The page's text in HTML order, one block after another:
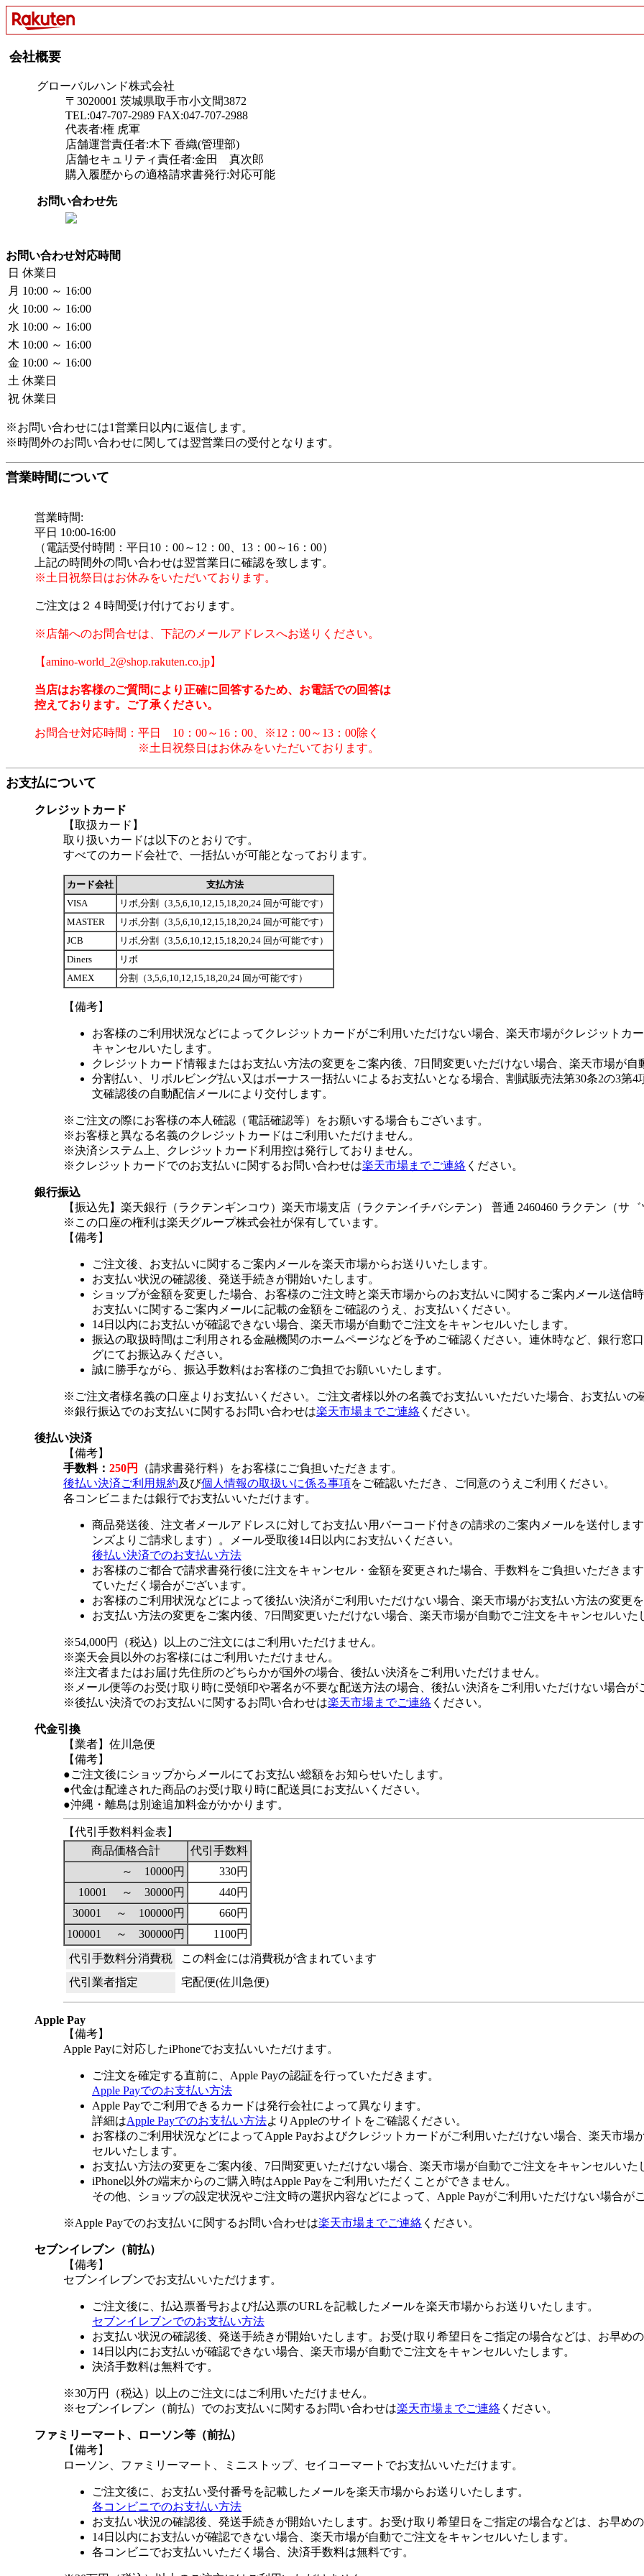
会社概要
グローバルハンド株式会社
〒3020001 茨城県取手市小文間3872
TEL:047-707-2989 FAX:047-707-2988
代表者:権 虎軍
店舗運営責任者:木下 香織(管理部)
店舗セキュリティ責任者:金田 真次郎
購入履歴からの適格請求書発行:対応可能
お問い合わせ先
お問い合わせ対応時間
日 休業日
月 10:00 ～ 16:00
火 10:00 ～ 16:00
水 10:00 ～ 16:00
木 10:00 ～ 16:00
金 10:00 ～ 16:00
土 休業日
祝 休業日
※お問い合わせには1営業日以内に返信します。
※時間外のお問い合わせに関しては翌営業日の受付となります。
営業時間について
営業時間:
平日 10:00-16:00
（電話受付時間：平日10：00～12：00、13：00～16：00）
上記の時間外の問い合わせは翌営業日に確認を致します。
※土日祝祭日はお休みをいただいております。
ご注文は２４時間受け付けております。
※店舗へのお問合せは、下記のメールアドレスへお送りください。
【amino-world_2@shop.rakuten.co.jp】
当店はお客様のご質問により正確に回答するため、お電話での回答は
控えております。ご了承ください。
お問合せ対応時間：平日 10：00～16：00、※12：00～13：00除く
※土日祝祭日はお休みをいただいております。
お支払について
クレジットカード
【取扱カード】
取り扱いカードは以下のとおりです。
すべてのカード会社で、一括払いが可能となっております。
カード会社
支払方法
VISA
リボ,分割（3,5,6,10,12,15,18,20,24 回が可能です）
MASTER
リボ,分割（3,5,6,10,12,15,18,20,24 回が可能です）
JCB
リボ,分割（3,5,6,10,12,15,18,20,24 回が可能です）
Diners
リボ
AMEX
分割（3,5,6,10,12,15,18,20,24 回が可能です）
【備考】
お客様のご利用状況などによってクレジットカードがご利用いただけない場合、楽天市場がクレジットカ
キャンセルいたします。
クレジットカード情報またはお支払い方法の変更をご案内後、7日間変更いただけない場合、楽天市場が自
分割払い、リボルビング払い又はボーナス一括払いによるお支払いとなる場合、割賦販売法第30条2の3第
文確認後の自動配信メールにより交付します。
※ご注文の際にお客様の本人確認（電話確認等）をお願いする場合もございます。
※お客様と異なる名義のクレジットカードはご利用いただけません。
※決済システム上、クレジットカード利用控は発行しておりません。
※クレジットカードでのお支払いに関するお問い合わせは楽天市場までご連絡 ください。
銀行振込
【振込先】楽天銀行（ラクテンギンコウ）楽天市場支店（ラクテンイチバシテン） 普通 2460460 ラクテン（サ
※この口座の権利は楽天グループ株式会社が保有しています。
【備考】
ご注文後、お支払いに関するご案内メールを楽天市場からお送りいたします。
お支払い状況の確認後、発送手続きが開始いたします。
ショップが金額を変更した場合、お客様のご注文時と楽天市場からのお支払いに関するご案内メール送信時
お支払いに関するご案内メールに記載の金額をご確認のうえ、お支払いください。
14日以内にお支払いが確認できない場合、楽天市場が自動でご注文をキャンセルいたします。
振込の取扱時間はご利用される金融機関のホームページなどを予めご確認ください。連休時など、銀行窓
グにてお振込みください。
誠に勝手ながら、振込手数料はお客様のご負担でお願いいたします。
※ご注文者様名義の口座よりお支払いください。ご注文者様以外の名義でお支払いいただいた場合、お支払いの
※銀行振込でのお支払いに関するお問い合わせは楽天市場までご連絡 ください。
後払い決済
【備考】
手数料： 250円
（請求書発行料）をお客様にご負担いただきます。
後払い決済ご利用規約及び個人情報の取扱いに係る事項をご確認いただき、ご同意のうえご利用ください。
各コンビニまたは銀行でお支払いいただけます。
商品発送後、注文者メールアドレスに対してお支払い用バーコード付きの請求のご案内メールを送付しま
ンズよりご請求します）。メール受取後14日以内にお支払いください。
後払い決済でのお支払い方法
お客様のご都合で請求書発行後に注文をキャンセル・金額を変更された場合、手数料をご負担いただきま
ていただく場合がございます。
お客様のご利用状況などによって後払い決済がご利用いただけない場合、楽天市場がお支払い方法の変更を
お支払い方法の変更をご案内後、7日間変更いただけない場合、楽天市場が自動でご注文をキャンセルいた
※54,000円（税込）以上のご注文にはご利用いただけません。
※楽天会員以外のお客様にはご利用いただけません。
※注文者またはお届け先住所のどちらかが国外の場合、後払い決済をご利用いただけません。
※メール便等のお受け取り時に受領印や署名が不要な配送方法の場合、後払い決済をご利用いただけない場合が
※後払い決済でのお支払いに関するお問い合わせは楽天市場までご連絡 ください。
代金引換
【業者】佐川急便
【備考】
●ご注文後にショップからメールにてお支払い総額をお知らせいたします。
●代金は配達された商品のお受け取り時に配送員にお支払いください。
●沖縄・離島は別途追加料金がかかります。
【代引手数料料金表】
商品価格合計
代引手数料
～ 10000円
330円
10001 ～ 30000円
440円
30001 ～ 100000円
660円
100001 ～ 300000円
1100円
代引手数料分消費税
この料金には消費税が含まれています
代引業者指定
宅配便(佐川急便)
Apple Pay
【備考】
Apple Payに対応したiPhoneでお支払いいただけます。
ご注文を確定する直前に、Apple Payの認証を行っていただきます。
Apple Payでのお支払い方法
Apple Payでご利用できるカードは発行会社によって異なります。
詳細はApple Payでのお支払い方法よりAppleのサイトをご確認ください。
お客様のご利用状況などによってApple Payおよびクレジットカードがご利用いただけない場合、楽天市
セルいたします。
お支払い方法の変更をご案内後、7日間変更いただけない場合、楽天市場が自動でご注文をキャンセルいた
iPhone以外の端末からのご購入時はApple Payをご利用いただくことができません。
その他、ショップの設定状況やご注文時の選択内容などによって、Apple Payがご利用いただけない場合が
※Apple Payでのお支払いに関するお問い合わせは楽天市場までご連絡 ください。
セブンイレブン（前払）
【備考】
セブンイレブンでお支払いいただけます。
ご注文後に、払込票番号および払込票のURLを記載したメールを楽天市場からお送りいたします。
セブンイレブンでのお支払い方法
お支払い状況の確認後、発送手続きが開始いたします。お受け取り希望日をご指定の場合などは、お早め
14日以内にお支払いが確認できない場合、楽天市場が自動でご注文をキャンセルいたします。
決済手数料は無料です。
※30万円（税込）以上のご注文にはご利用いただけません。
※セブンイレブン（前払）でのお支払いに関するお問い合わせは楽天市場までご連絡 ください。
ファミリーマート、ローソン等（前払）
【備考】
ローソン、ファミリーマート、ミニストップ、セイコーマートでお支払いいただけます。
ご注文後に、お支払い受付番号を記載したメールを楽天市場からお送りいたします。
各コンビニでのお支払い方法
お支払い状況の確認後、発送手続きが開始いたします。お受け取り希望日をご指定の場合などは、お早め
14日以内にお支払いが確認できない場合、楽天市場が自動でご注文をキャンセルいたします。
各コンビニでお支払いいただく場合、決済手数料は無料です。